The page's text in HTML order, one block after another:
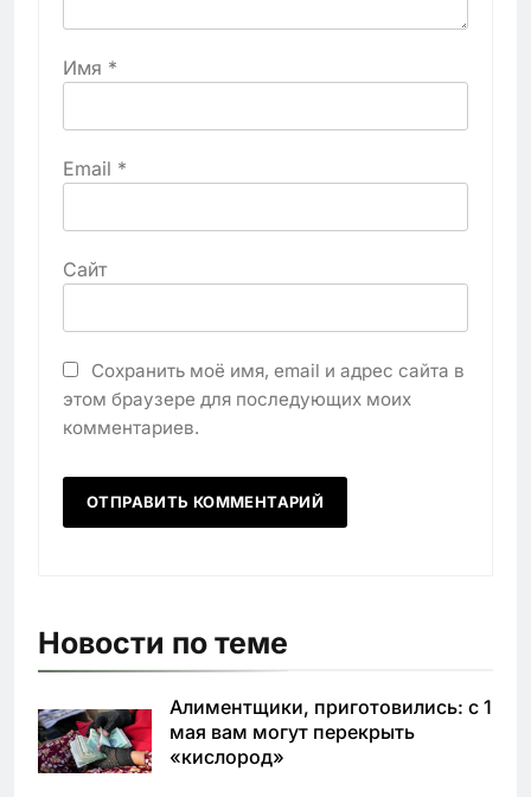
Имя *
Email *
Сайт
Сохранить моё имя, email и адрес сайта в
этом браузере для последующих моих
комментариев.
Новости по теме
Алиментщики, приготовились: с 1
мая вам могут перекрыть
«кислород»